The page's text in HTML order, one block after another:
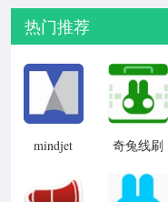
热门推荐
mindjet
奇兔线刷